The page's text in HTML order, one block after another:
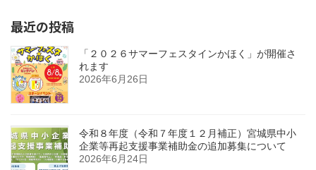
最近の投稿
「２０２６サマーフェスタインかほく」が開催さ
れます
2026年6月26日
令和８年度（令和７年度１２月補正）宮城県中小
企業等再起支援事業補助金の追加募集について
2026年6月24日